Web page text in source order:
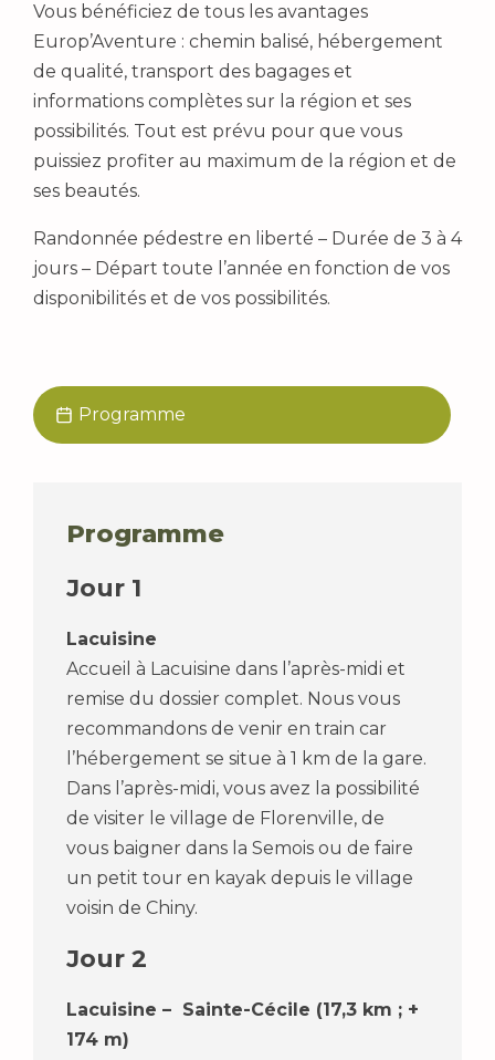
Vous bénéficiez de tous les avantages
Europ’Aventure : chemin balisé, hébergement
de qualité, transport des bagages et
informations complètes sur la région et ses
possibilités. Tout est prévu pour que vous
puissiez profiter au maximum de la région et de
ses beautés.
Randonnée pédestre en liberté – Durée de 3 à 4
jours – Départ toute l’année en fonction de vos
disponibilités et de vos possibilités.
Programme
Programme
Jour 1
Lacuisine
Accueil à Lacuisine dans l’après-midi et
remise du dossier complet. Nous vous
recommandons de venir en train car
l’hébergement se situe à 1 km de la gare.
Dans l’après-midi, vous avez la possibilité
de visiter le village de Florenville, de
vous baigner dans la Semois ou de faire
un petit tour en kayak depuis le village
voisin de Chiny.
Jour 2
Lacuisine – Sainte-Cécile (17,3 km ; +
174 m)